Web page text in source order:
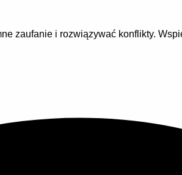
zaufanie i rozwiązywać konflikty.